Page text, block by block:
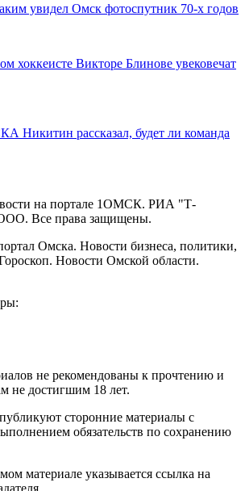
увидел Омск фотоспутник 70-х годов
хоккеисте Викторе Блинове увековечат
Никитин рассказал, будет ли команда
на портале 1ОМСК. РИА "Т-
Все права защищены.
Омска. Новости бизнеса, политики,
Новости Омской области.
не рекомендованы к прочтению и
не достигшим 18 лет.
сторонние материалы с
обязательств по сохранению
материале указывается ссылка на